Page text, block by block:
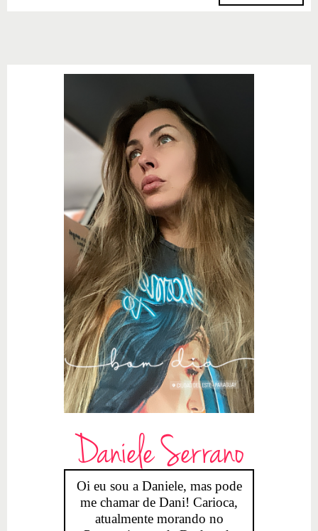
Daniele Serrano
Oi eu sou a Daniele, mas pode
me chamar de Dani! Carioca,
atualmente morando no